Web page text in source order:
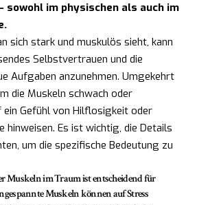
sowohl im physischen als auch im
sich stark und muskulös sieht, kann
Selbstvertrauen und die
Aufgaben anzunehmen. Umgekehrt
die Muskeln schwach oder
Gefühl von Hilflosigkeit oder
hinweisen. Es ist wichtig, die Details
um die spezifische Bedeutung zu
Muskeln im Traum ist entscheidend für
Muskeln können auf Stress